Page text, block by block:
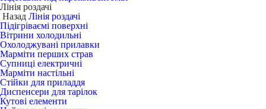
Лінія роздачі
Назад Лінія роздачі
Підігріваємі поверхні
Вітрини холодильні
Охолоджувані прилавки
Марміти перших страв
Супниці електричні
Марміти настільні
Стійки для приладдя
Диспенсери для тарілок
Кутові елементи